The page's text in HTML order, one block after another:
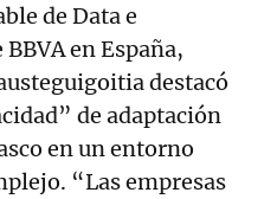
de Data e
en España,
destacó
de adaptación
en un entorno
“Las empresas